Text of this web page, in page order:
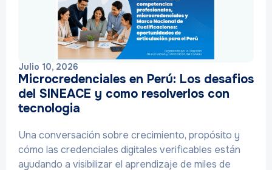
Julio 10, 2026
Microcredenciales en Perú: Los desafios
del SINEACE y como resolverlos con
tecnologia
Una conversación sobre crecimiento, propósito y
cómo las credenciales digitales verificables están
ayudando a visibilizar el aprendizaje de miles de